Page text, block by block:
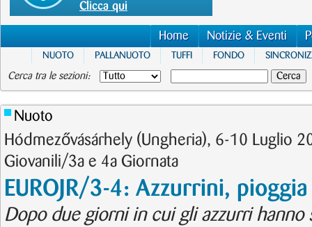
Clicca qui
Home Notizie & Eventi
NUOTO PALLANUOTO TUFFI FONDO
Cerca tra le sezioni:
Nuoto
Hódmezővásárhely (Ungheria), 6-10 Luglio
Giovanili/3a e 4a Giornata
EUROJR/3-4: Azzurrini,
Dopo due giorni in cui gli azzurri hanno